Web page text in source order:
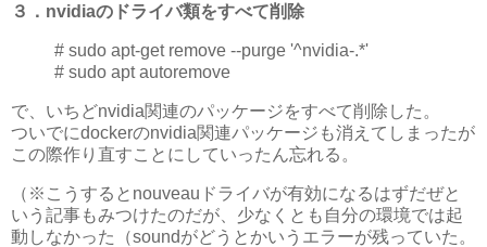
３．nvidiaのドライバ類をすべて削除
# sudo apt-get remove --purge '^nvidia-.*'
# sudo apt autoremove
で、いちどnvidia関連のパッケージをすべて削除した。
ついでにdockerのnvidia関連パッケージも消えてしまったが
この際作り直すことにしていったん忘れる。
（※こうするとnouveauドライバが有効になるはずだぜと
いう記事もみつけたのだが、少なくとも自分の環境では起
動しなかった（soundがどうとかいうエラーが残っていた。